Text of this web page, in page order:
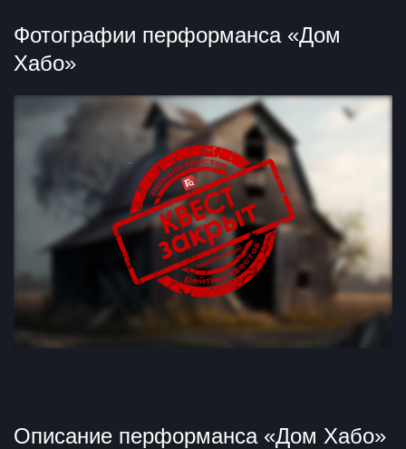
Фотографии перформанса «Дом
Хабо»
Описание перформанса «Дом Хабо»